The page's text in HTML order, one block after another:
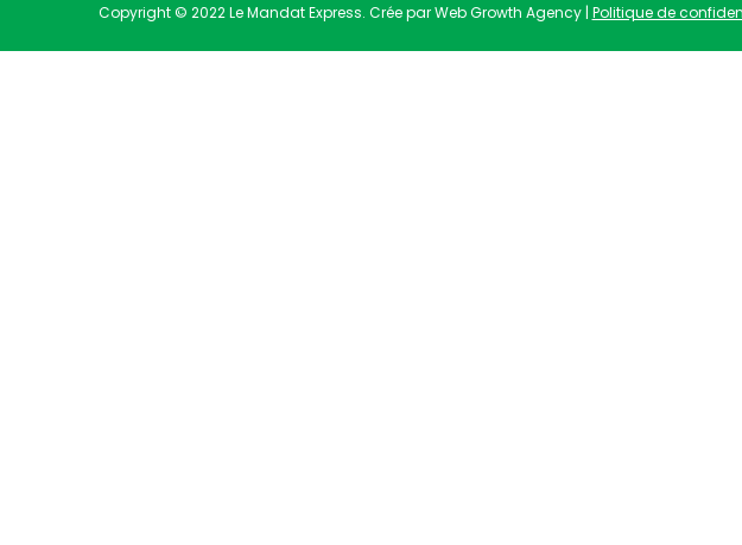
Copyright © 2022 Le Mandat Express. Crée par Web Growth Agency | Politique de